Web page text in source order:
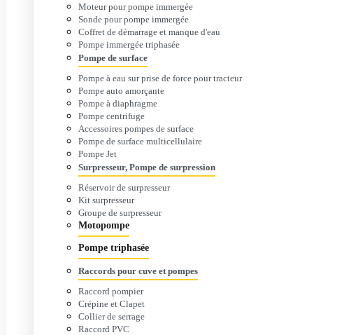
Moteur pour pompe immergée
Sonde pour pompe immergée
Coffret de démarrage et manque d'eau
Pompe immergée triphasée
Pompe de surface
Pompe à eau sur prise de force pour tracteur
Pompe auto amorçante
Pompe à diaphragme
Pompe centrifuge
Accessoires pompes de surface
Pompe de surface multicellulaire
Pompe Jet
Surpresseur, Pompe de surpression
Réservoir de surpresseur
Kit surpresseur
Groupe de surpresseur
Motopompe
Pompe triphasée
Raccords pour cuve et pompes
Raccord pompier
Crépine et Clapet
Collier de serrage
Raccord PVC